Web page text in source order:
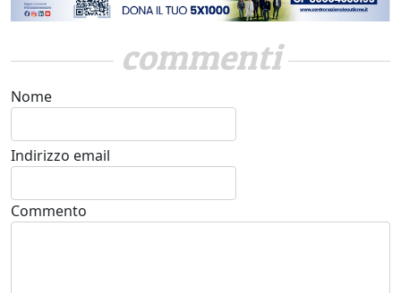
commenti
Nome
Indirizzo email
Commento